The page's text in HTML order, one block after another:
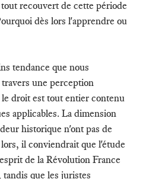
recouvert de cette période
dès lors l'apprendre ou
tendance que nous
une perception
droit est tout entier contenu
applicables. La dimension
historique n'ont pas de
il conviendrait que l'étude
de la Révolution France
que les juristes